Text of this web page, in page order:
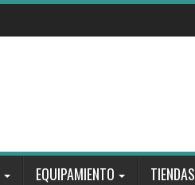
EQUIPAMIENTO TIENDAS